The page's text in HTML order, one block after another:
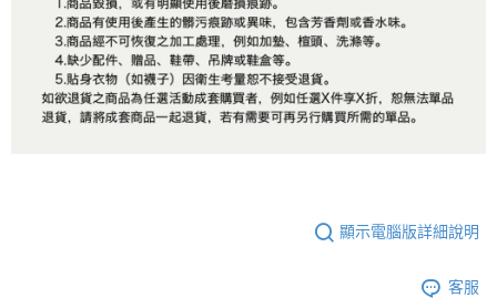
顯示電腦版詳細說明
客服